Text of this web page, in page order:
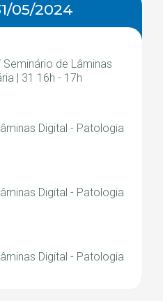
05/2024
de Lâminas
| 31 16h - 17h
Digital - Patologia
Digital - Patologia
Digital - Patologia